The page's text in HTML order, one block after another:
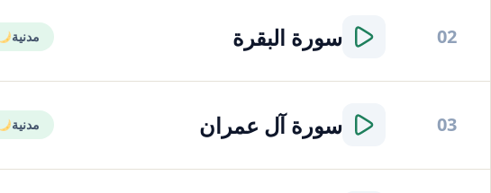
02 سورة البقرة مدنية
03 سورةآل عمران مدنية